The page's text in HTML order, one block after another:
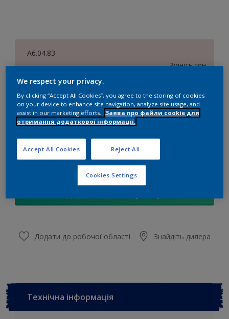
A6.04.83
Змініть тон
розмір
1 л 2,5 л 10 л
Сума Калькулятор кольорів
Обчислити
Додати до робочої області Знайдіть дилера
Технічна інформація
We respect your privacy.
By clicking “Accept All Cookies”, you agree to the storing of cookies
on your device to enhance site navigation, analyze site usage, and
assist in our marketing efforts.
Заява про файли cookie для
отримання додаткової інформації.
Reject All
Accept All Cookies
Cookies Settings